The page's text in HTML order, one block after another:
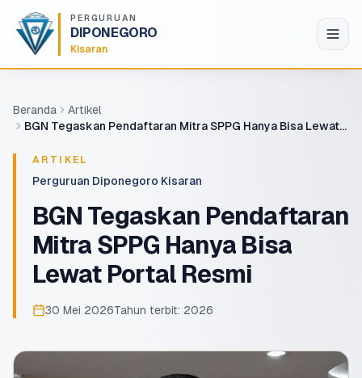
Lompat ke konten utama
PERGURUAN
DIPONEGORO
Kisaran
Beranda
Artikel
BGN Tegaskan Pendaftaran Mitra SPPG Hanya Bisa Lewat
ARTIKEL
Perguruan Diponegoro Kisaran
BGN Tegaskan Pendaftaran
Mitra SPPG Hanya Bisa
Lewat Portal Resmi
30 Mei 2026Tahun terbit: 2026